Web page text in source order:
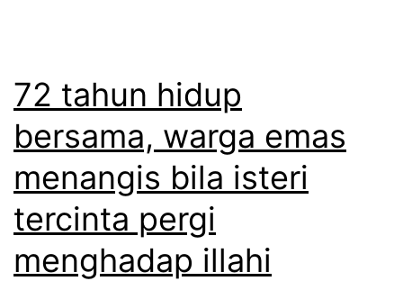
72 tahun hidup
bersama, warga emas
menangis bila isteri
tercinta pergi
menghadap illahi